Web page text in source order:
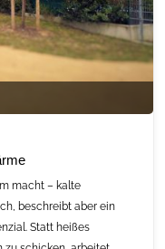
macht – kalte
beschreibt aber ein
Statt heißes